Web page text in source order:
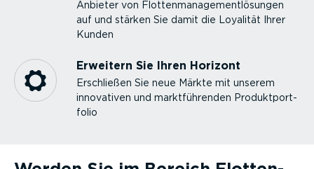
Anbieter von Flotten­ma­nage­ment­lö­sungen
auf und stärken Sie damit die Loyalität Ihrer
Kunden
Erweitern Sie Ihren Horizont
Erschließen Sie neue Märkte mit unserem
innovativen und markt­füh­renden Produkt­port­
folio